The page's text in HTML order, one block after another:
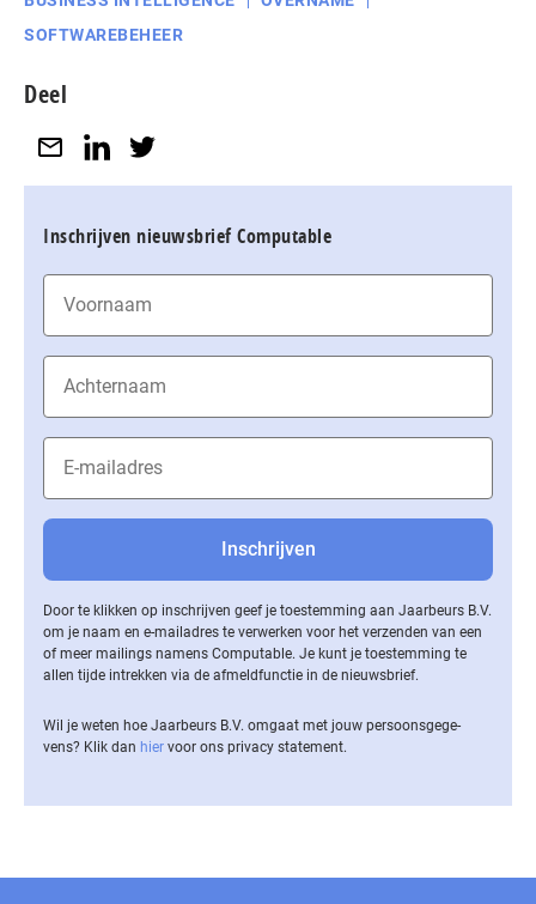
SOFTWAREBEHEER
Deel
Inschrijven nieuwsbrief Computable
Door te klikken op inschrijven geef je toestemming aan Jaarbeurs B.V.
om je naam en e-mailadres te verwerken voor het verzenden van een
of meer mailings namens Computable. Je kunt je toestemming te
allen tijde intrekken via de af­meld­func­tie in de nieuwsbrief.
Wil je weten hoe Jaarbeurs B.V. omgaat met jouw per­soons­ge­ge­
vens? Klik dan hier voor ons privacy statement.